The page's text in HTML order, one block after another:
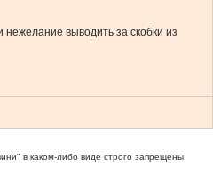
выводить за скобки из
в каком-либо виде строго запрещены